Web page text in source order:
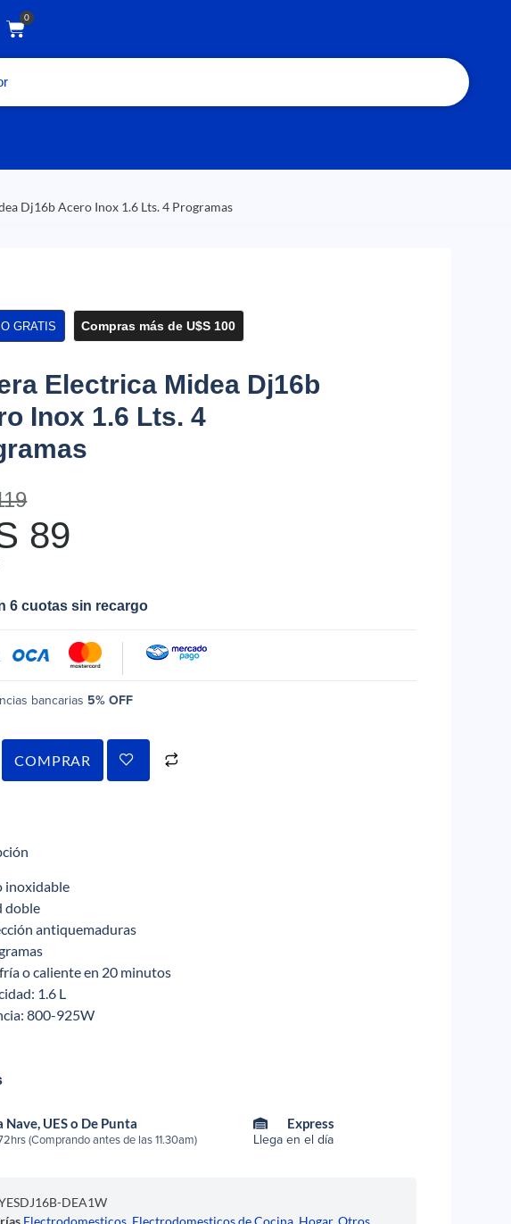
0
Dj16b Acero Inox 1.6 Lts. 4 Programas
GRATIS Compras más de U$S 100
Electrica Midea Dj16b
Inox 1.6 Lts. 4
89
6 cuotas sin recargo
bancarias 5% OFF
COMPRAR
inoxidable
doble
antiquemaduras
o caliente en 20 minutos
1.6 L
800-925W
Nave, UES o De Punta
(Comprando antes de las 11.30am)
Express
Llega en el día
DEA1W
Electrodomesticos, Electrodomesticos de Cocina, Hogar,Otros